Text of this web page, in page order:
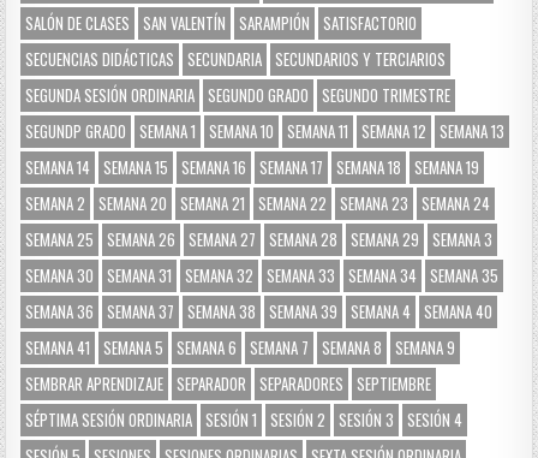
SALÓN DE CLASES
SAN VALENTÍN SARAMPIÓN
SATISFACTORIO
SECUENCIAS DIDÁCTICAS
SECUNDARIA SECUNDARIOS Y TERCIARIOS
SEGUNDA SESIÓN ORDINARIA SEGUNDO GRADO
SEGUNDO TRIMESTRE
SEGUNDP GRADO
SEMANA 1 SEMANA 10 SEMANA 11 SEMANA 12
SEMANA 13
SEMANA 14
SEMANA 15 SEMANA 16 SEMANA 17 SEMANA 18
SEMANA 19
SEMANA 2
SEMANA 20 SEMANA 21 SEMANA 22 SEMANA 23
SEMANA 24
SEMANA 25
SEMANA 26 SEMANA 27 SEMANA 28 SEMANA 29
SEMANA 3
SEMANA 30
SEMANA 31 SEMANA 32 SEMANA 33 SEMANA 34
SEMANA 35
SEMANA 36
SEMANA 37 SEMANA 38 SEMANA 39 SEMANA 4
SEMANA 40
SEMANA 41
SEMANA 5 SEMANA 6 SEMANA 7 SEMANA 8
SEMANA 9
SEMBRAR APRENDIZAJE SEPARADOR SEPARADORES
SEPTIEMBRE
SÉPTIMA SESIÓN ORDINARIA SESIÓN 1 SESIÓN 2 SESIÓN 3
SESIÓN 4